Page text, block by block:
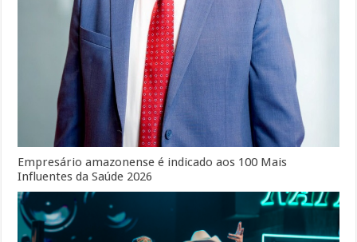
Empresário amazonense é indicado aos 100 Mais
Influentes da Saúde 2026